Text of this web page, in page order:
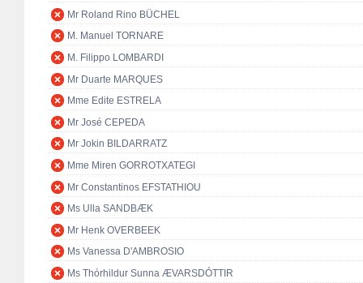
Mr Roland Rino BÜCHEL
M. Manuel TORNARE
M. Filippo LOMBARDI
Mr Duarte MARQUES
Mme Edite ESTRELA
Mr José CEPEDA
Mr Jokin BILDARRATZ
Mme Miren GORROTXATEGI
Mr Constantinos EFSTATHIOU
Ms Ulla SANDBÆK
Mr Henk OVERBEEK
Ms Vanessa D'AMBROSIO
Ms Thórhildur Sunna ÆVARSDÓTTIR